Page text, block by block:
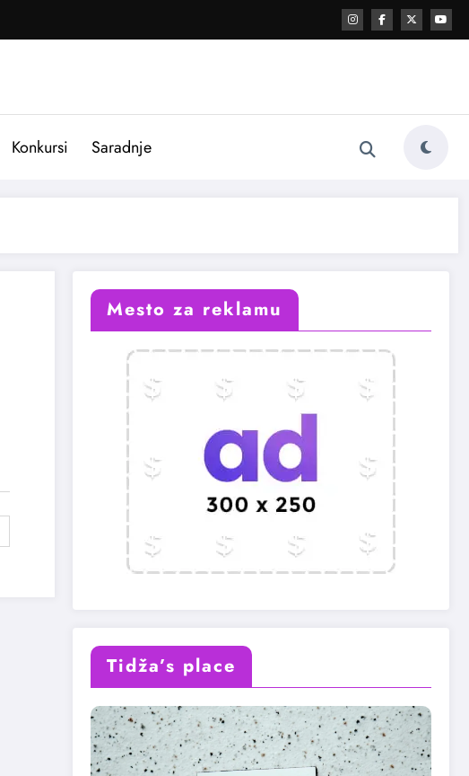
Konkursi Saradnje
Mesto za reklamu
Tidža’s place